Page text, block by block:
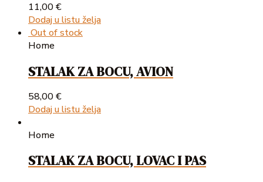
11,00€
Dodaj u listu želja
Out of stock
Home
STALAK ZA BOCU, AVION
58,00€
Dodaj u listu želja
Home
STALAK ZA BOCU, LOVAC I PAS